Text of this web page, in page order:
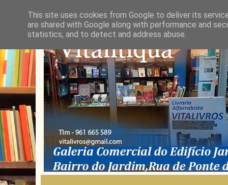
This site uses cookies from Google to deliver its
are shared with Google along with performance and
statistics, and to detect and address abuse.